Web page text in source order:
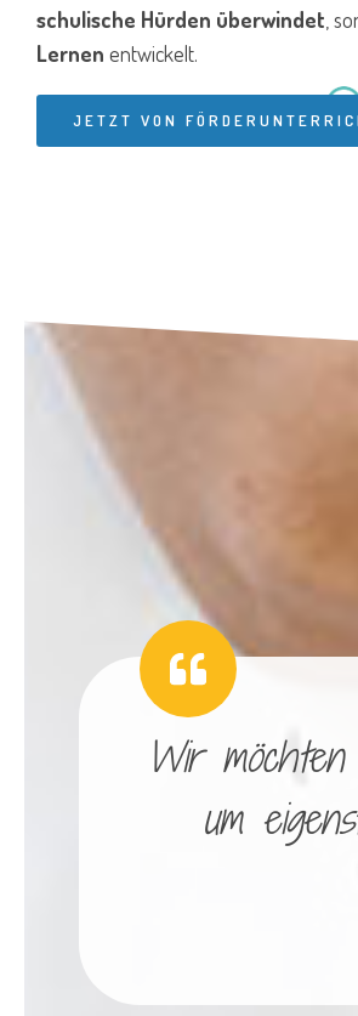
schulische Hürden überwindet ,
Lernen entwickelt.
JETZT VON
Wir
um